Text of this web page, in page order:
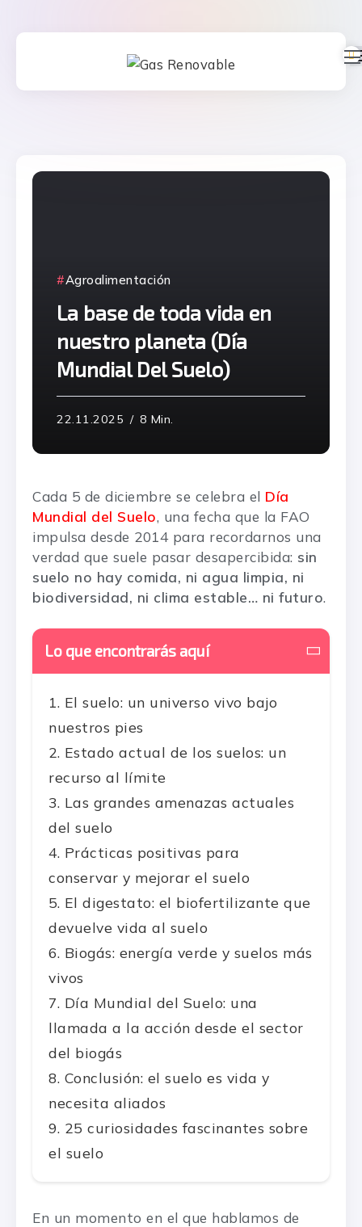
Agroalimentación
La base de toda vida en
nuestro planeta (Día
Mundial Del Suelo)
22.11.2025 8 Min.
Cada 5 de diciembre se celebra el Día
Mundial del Suelo, una fecha que la FAO
impulsa desde 2014 para recordarnos una
verdad que suele pasar desapercibida: sin
suelo no hay comida, ni agua limpia, ni
biodiversidad, ni clima estable… ni futuro.
Lo que encontrarás aquí
El suelo: un universo vivo bajo
nuestros pies
Estado actual de los suelos: un
recurso al límite
Las grandes amenazas actuales
del suelo
Prácticas positivas para
conservar y mejorar el suelo
El digestato: el biofertilizante que
devuelve vida al suelo
Biogás: energía verde y suelos más
vivos
Día Mundial del Suelo: una
llamada a la acción desde el sector
del biogás
Conclusión: el suelo es vida y
necesita aliados
25 curiosidades fascinantes sobre
el suelo
En un momento en el que hablamos de